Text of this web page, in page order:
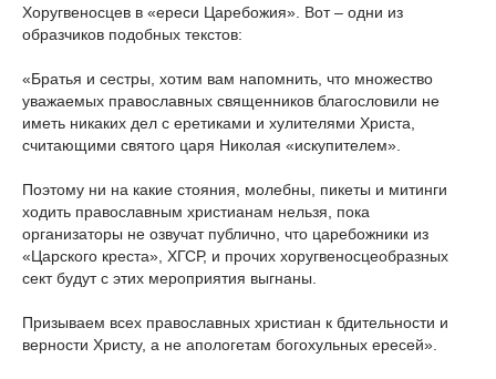
Хоругвеносцев в «ереси Царебожия». Вот – одни из
образчиков подобных текстов:
«Братья и сестры, хотим вам напомнить, что множество
уважаемых православных священников благословили не
иметь никаких дел с еретиками и хулителями Христа,
считающими святого царя Николая «искупителем».
Поэтому ни на какие стояния, молебны, пикеты и митинги
ходить православным христианам нельзя, пока
организаторы не озвучат публично, что царебожники из
«Царского креста», ХГСР, и прочих хоругвеносцеобразных
сект будут с этих мероприятия выгнаны.
Призываем всех православных христиан к бдительности и
верности Христу, а не апологетам богохульных ересей».